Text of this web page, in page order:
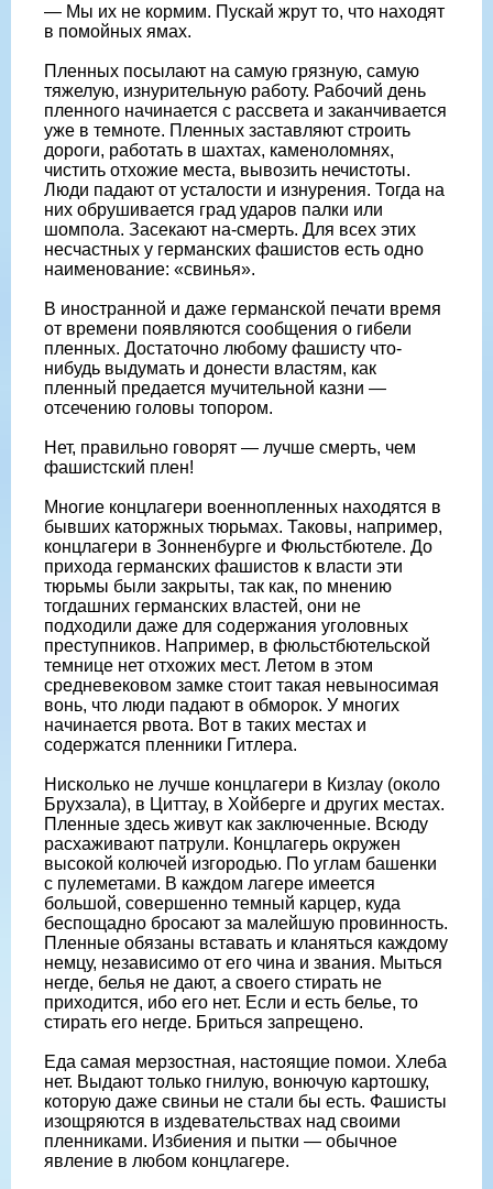
— Мы их не кормим. Пускай жрут то, что находят
в помойных ямах.
Пленных посылают на самую грязную, самую
тяжелую, изнурительную работу. Рабочий день
пленного начинается с рассвета и заканчивается
уже в темноте. Пленных заставляют строить
дороги, работать в шахтах, каменоломнях,
чистить отхожие места, вывозить нечистоты.
Люди падают от усталости и изнурения. Тогда на
них обрушивается град ударов палки или
шомпола. Засекают на-смерть. Для всех этих
несчастных у германских фашистов есть одно
наименование: «свинья».
В иностранной и даже германской печати время
от времени появляются сообщения о гибели
пленных. Достаточно любому фашисту что-
нибудь выдумать и донести властям, как
пленный предается мучительной казни —
отсечению головы топором.
Нет, правильно говорят — лучше смерть, чем
фашистский плен!
Многие концлагери военнопленных находятся в
бывших каторжных тюрьмах. Таковы, например,
концлагери в Зонненбурге и Фюльстбютеле. До
прихода германских фашистов к власти эти
тюрьмы были закрыты, так как, по мнению
тогдашних германских властей, они не
подходили даже для содержания уголовных
преступников. Например, в фюльстбютельской
темнице нет отхожих мест. Летом в этом
средневековом замке стоит такая невыносимая
вонь, что люди падают в обморок. У многих
начинается рвота. Вот в таких местах и
содержатся пленники Гитлера.
Нисколько не лучше концлагери в Кизлау (около
Брухзала), в Циттау, в Хойберге и других местах.
Пленные здесь живут как заключенные. Всюду
расхаживают патрули. Концлагерь окружен
высокой колючей изгородью. По углам башенки
с пулеметами. В каждом лагере имеется
большой, совершенно темный карцер, куда
беспощадно бросают за малейшую провинность.
Пленные обязаны вставать и кланяться каждому
немцу, независимо от его чина и звания. Мыться
негде, белья не дают, а своего стирать не
приходится, ибо его нет. Если и есть белье, то
стирать его негде. Бриться запрещено.
Еда самая мерзостная, настоящие помои. Хлеба
нет. Выдают только гнилую, вонючую картошку,
которую даже свиньи не стали бы есть. Фашисты
изощряются в издевательствах над своими
пленниками. Избиения и пытки — обычное
явление в любом концлагере.